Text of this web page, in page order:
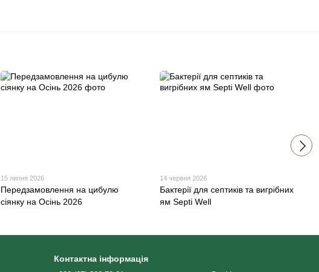
15 липня 2026
Передзамовлення на цибулю
сіянку на Осінь 2026
14 червня 2026
Бактерії для септиків та вигрібних
ям Septi Well
Контактна інформація